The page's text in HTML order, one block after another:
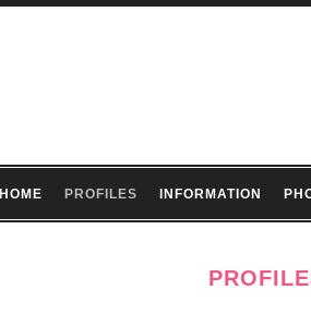
HOME PROFILES INFORMATION